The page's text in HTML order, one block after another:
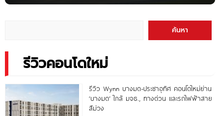
ค้นหา
รีวิวคอนโดใหม่
รีวิว Wynn บางมด-ประชาอุทิศ คอนโดใหม่ย่าน
‘บางมด’ ใกล้ มจธ., ทางด่วน และรถไฟฟ้าสาย
สีม่วง